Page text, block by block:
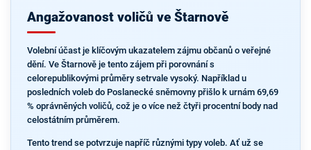
Angažovanost voličů ve Štarnově
Volební účast je klíčovým ukazatelem zájmu občanů o veřejné
dění. Ve Štarnově je tento zájem při porovnání s
celorepublikovými průměry setrvale vysoký. Například u
posledních voleb do Poslanecké sněmovny přišlo k urnám 69,69
% oprávněných voličů, což je o více než čtyři procentní body nad
celostátním průměrem.
Tento trend se potvrzuje napříč různými typy voleb. Ať už se